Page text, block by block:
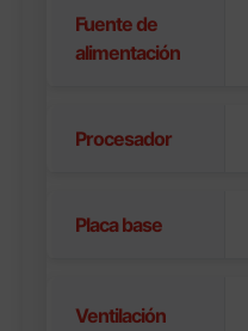
Fuente de
alimentación
Procesador
Placa base
Ventilación